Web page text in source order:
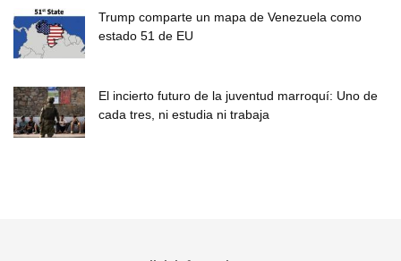
Trump comparte un mapa de Venezuela como
estado 51 de EU
El incierto futuro de la juventud marroquí: Uno de
cada tres, ni estudia ni trabaja